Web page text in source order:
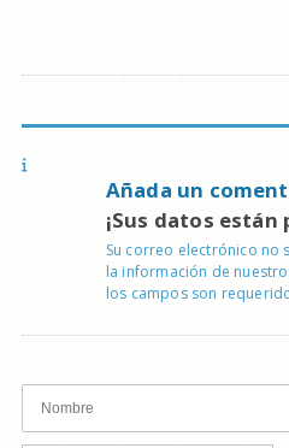
Añada un
¡Sus datos
Su correo electrónico
la información de
los campos son